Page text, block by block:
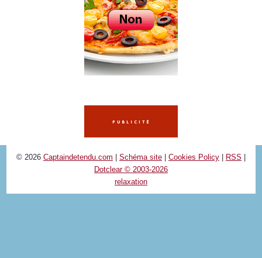
© 2026 Captaindetendu.com Schéma site Cookies Policy RSS
Dotclear © 2003-2026
relaxation